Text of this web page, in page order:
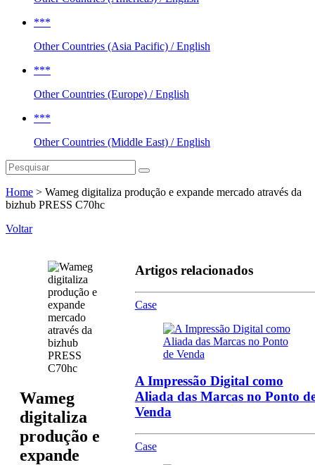
***
Other Countries (Asia Pacific) / English
***
Other Countries (Europe) / English
***
Other Countries (Middle East) / English
Home > Wameg digitaliza produção e expande mercado através da
bizhub PRESS C70hc
Voltar
Wameg
digitaliza
produção e
expande
Artigos relacionados
Case
A Impressão Digital como
Aliada das Marcas no Ponto
Venda
Case